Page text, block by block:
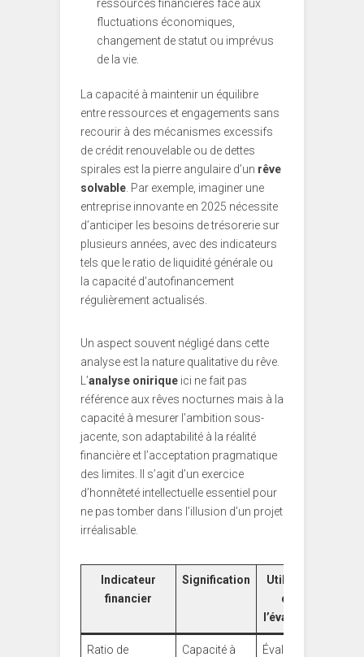
ressources financières face aux
fluctuations économiques,
changement de statut ou imprévus
de la vie.
La capacité à maintenir un équilibre
entre ressources et engagements sans
recourir à des mécanismes excessifs
de crédit renouvelable ou de dettes
spirales est la pierre angulaire d’un rêve
solvable . Par exemple, imaginer une
entreprise innovante en 2025 nécessite
d’anticiper les besoins de trésorerie sur
plusieurs années, avec des indicateurs
tels que le ratio de liquidité générale ou
la capacité d’autofinancement
régulièrement actualisés.
Un aspect souvent négligé dans cette
analyse est la nature qualitative du rêve.
L’analyse onirique ici ne fait pas
référence aux rêves nocturnes mais à la
capacité à mesurer l’ambition sous-
jacente, son adaptabilité à la réalité
financière et l’acceptation pragmatique
des limites. Il s’agit d’un exercice
d’honnêteté intellectuelle essentiel pour
ne pas tomber dans l’illusion d’un projet
irréalisable.
Indicateur
financier
Signification
Utilisation
dans
l’évaluation
Ratio de
Capacité à
Évaluer la